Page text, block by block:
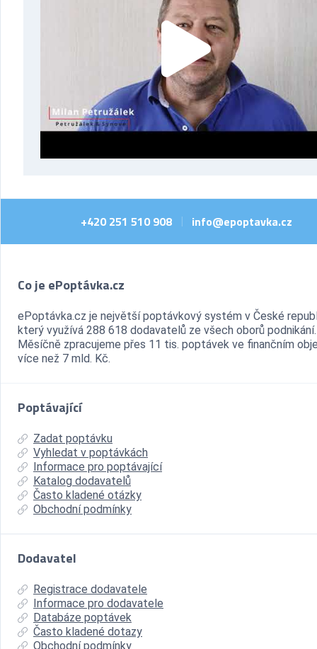
+420 251 510 908 info@epoptavka.cz
Co je ePoptávka.cz
ePoptávka.cz je největší poptávkový systém v České
který využívá 288 618 dodavatelů ze všech oborů podnikání.
Měsíčně zpracujeme přes 11 tis. poptávek ve finančním
více než 7 mld. Kč.
Poptávající
Zadat poptávku
Vyhledat v poptávkách
Informace pro poptávající
Katalog dodavatelů
Často kladené otázky
Obchodní podmínky
Dodavatel
Registrace dodavatele
Informace pro dodavatele
Databáze poptávek
Často kladené dotazy
Obchodní podmínky